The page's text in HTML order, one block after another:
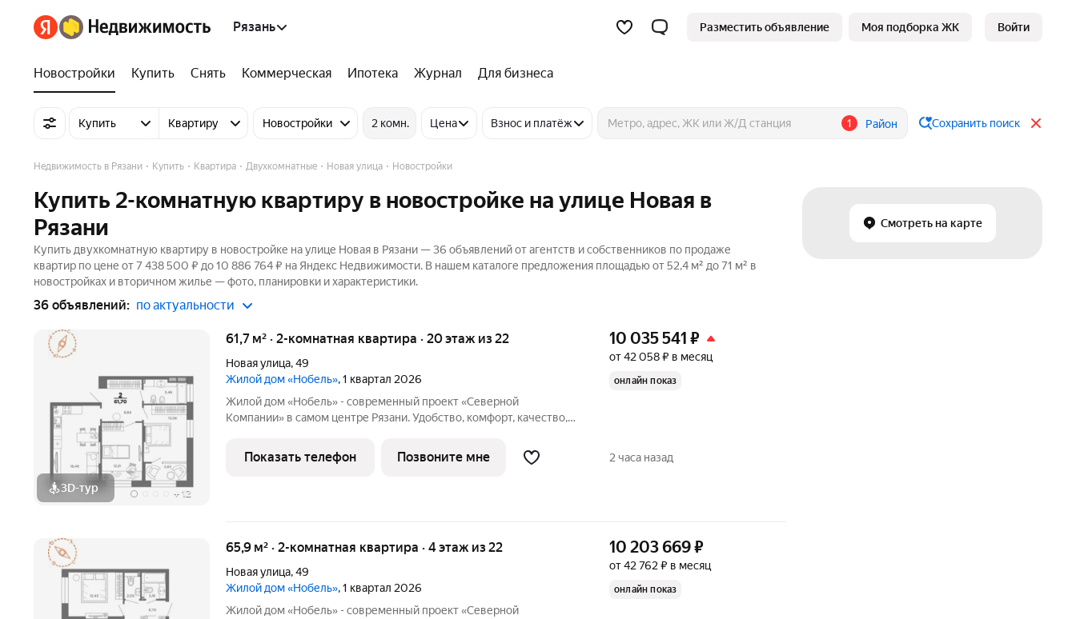
Рязань Разместить объявление Моя подборка ЖК Войти
Новостройки Купить Снять Коммерческая Ипотека Журнал Для бизнеса
Купить Квартиру Новостройки 2 комн. Цена Взнос и платёж 1 Район Сохранить поиск
Смотреть на карте
Недвижимость в Рязани Купить Квартира Двухкомнатные Новая улица Новостройки
Купить 2-комнатную квартиру в новостройке на улице Новая в
Рязани
Купить двухкомнатную квартиру в новостройке на улице Новая в Рязани — 36 объявлений от агентств и собственников по продаже
квартир по цене от 7 438 500 ₽ до 10 886 764 ₽ на Яндекс Недвижимости. В нашем каталоге предложения площадью от 52,4 м² до 71 м² в
новостройках и вторичном жилье — фото, планировки и характеристики.
36 объявлений: по актуальности
3D-тур + 12
61,7 м² · 2-комнатная квартира · 20 этаж из 22
Новая улица,49
Жилой дом «Нобель», 1 квартал 2026
Жилой дом «Нобель» - современный проект «Северной
Компании» в самом центре Рязани. Удобство, комфорт, качество,
можешь быть всегда и везде. Всё кипит и движется. Место где ты
можешь всё,
10 035 541 ₽
от 42 058 ₽ в месяц
онлайн показ
Показать телефон Позвоните мне 2 часа назад
65,9 м² · 2-комнатная квартира · 4 этаж из 22
Новая улица,49
Жилой дом «Нобель», 1 квартал 2026
Жилой дом «Нобель» - современный проект «Северной
10 203 669₽
от 42 762 ₽ в месяц
онлайн показ